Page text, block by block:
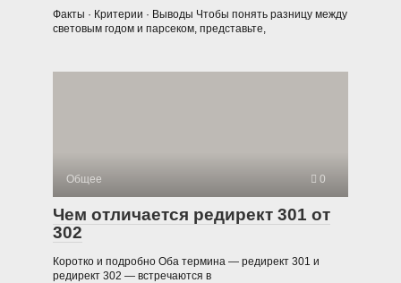
Факты · Критерии · Выводы Чтобы понять разницу между
световым годом и парсеком, представьте,
Общее 0
Чем отличается редирект 301 от
302
Коротко и подробно Оба термина — редирект 301 и
редирект 302 — встречаются в